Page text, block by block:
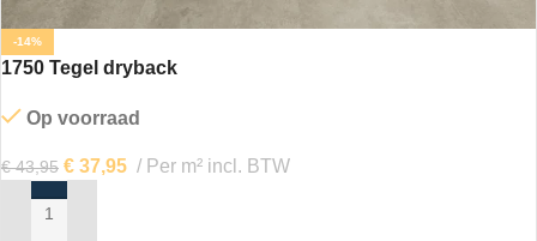
-14%
1750 Tegel dryback
Op voorraad
€43,95 € 37,95 Per m² incl. BTW
IN MIJN WINKELWAGEN